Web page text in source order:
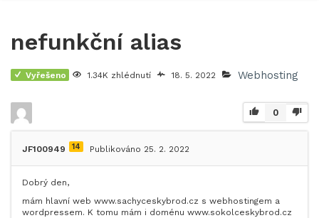
nefunkční alias
Vyřešeno 1.34K zhlédnutí 18. 5. 2022 Webhosting
0
JF100949 14 Publikováno 25. 2. 2022
Dobrý den,
mám hlavní web www.sachyceskybrod.cz s webhostingem a
wordpressem. K tomu mám i doménu www.sokolceskybrod.cz